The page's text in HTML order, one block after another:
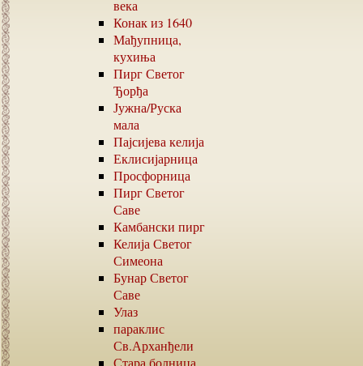
века
Конак из 1640
Мађупница,
кухиња
Пирг Светог
Ђорђа
Јужна/Руска
мала
Пајсијева келија
Еклисијарница
Просфорница
Пирг Светог
Саве
Камбански пирг
Келија Светог
Симеона
Бунар Светог
Саве
Улаз
параклис
Св.Арханђели
Стара болница